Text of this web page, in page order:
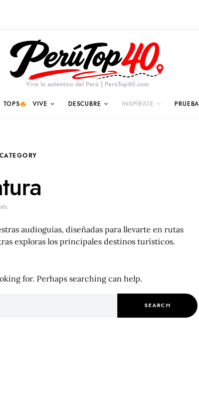
Vive lo auténtico del Perú | PerúTop40.com
TOPS VIVE DESCUBRE INSPÍRATE PRUEBA
audioguías, diseñadas para llevarte en rutas
exploras los principales destinos turísticos.
for. Perhaps searching can help.
SEARCH